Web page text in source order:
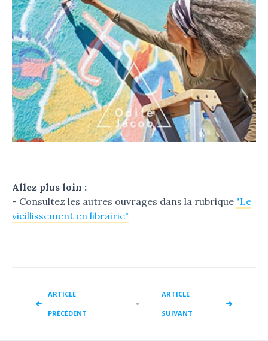
Allez plus loin :
- Consultez les autres ouvrages dans la rubrique "Le
vieillissement en librairie"
ARTICLE
PRÉCÉDENT
ARTICLE
SUIVANT